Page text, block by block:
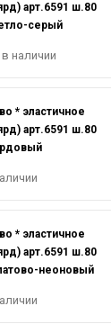
арт.6591 ш.80
серый
наличии
* эластичное
арт.6591 ш.80
* эластичное
арт.6591 ш.80
неоновый